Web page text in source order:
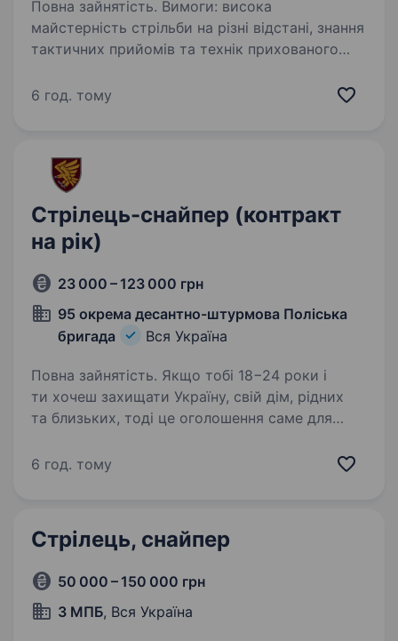
Повна зайнятість. Вимоги: висока
майстерність стрільби на різні відстані, знання
тактичних прийомів та технік прихованого
великою перевагою буде військова або
6 год. тому
Стрілець-снайпер (контракт
на рік)
23 000 – 123 000 грн
95 окрема десантно-штурмова Поліська
бригада
Вся Україна
Повна зайнятість. Якщо тобі 18−24 роки і
ти хочеш захищати Україну, свій дім, рідних
та близьких, тоді це оголошення саме для
Поліська бригада проводить набір на
6 год. тому
Стрілець, снайпер
50 000 – 150 000 грн
3 МПБ, Вся Україна